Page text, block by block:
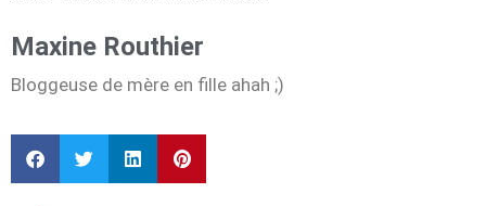
Maxine Routhier
Bloggeuse de mère en fille ahah ;)